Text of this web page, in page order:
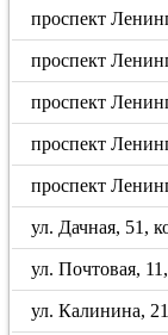
проспект
проспект
проспект
проспект
проспект
ул. Дачная, 51,
ул. Почтовая,
ул. Калинина,